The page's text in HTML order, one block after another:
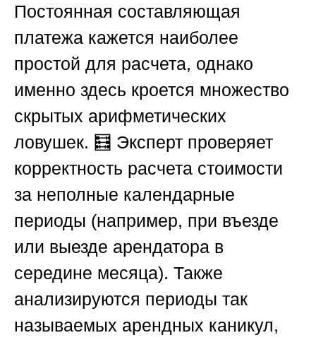
Постоянная составляющая
платежа кажется наиболее
простой для расчета, однако
именно здесь кроется множество
скрытых арифметических
ловушек. 🧮 Эксперт проверяет
корректность расчета стоимости
за неполные календарные
периоды (например, при въезде
или выезде арендатора в
середине месяца). Также
анализируются периоды так
называемых арендных каникул,